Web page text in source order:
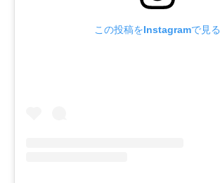
この投稿をInstagramで見る